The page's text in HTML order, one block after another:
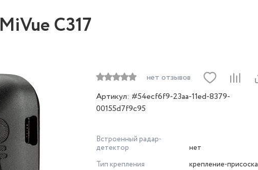
C317
нет отзывов
Артикул: #54ecf6f9-23aa-11ed-8379-
00155d7f9c95
Встроенный радар-
детектор
нет
Тип крепления
крепление-присоска